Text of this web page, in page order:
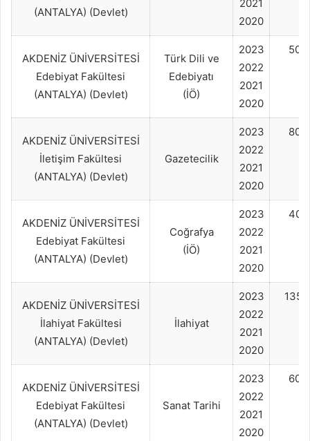
(ANTALYA) (Devlet)
2021
2020
AKDENİZ ÜNİVERSİTESİ
Edebiyat Fakültesi
(ANTALYA) (Devlet)
Türk Dili ve
Edebiyatı
(İÖ)
2023
2022
2021
2020
AKDENİZ ÜNİVERSİTESİ
İletişim Fakültesi
(ANTALYA) (Devlet)
Gazetecilik
2023
2022
2021
2020
AKDENİZ ÜNİVERSİTESİ
Edebiyat Fakültesi
(ANTALYA) (Devlet)
Coğrafya
(İÖ)
2023
2022
2021
2020
AKDENİZ ÜNİVERSİTESİ
İlahiyat Fakültesi
(ANTALYA) (Devlet)
İlahiyat
2023
2022
2021
2020
AKDENİZ ÜNİVERSİTESİ
Edebiyat Fakültesi
(ANTALYA) (Devlet)
Sanat Tarihi
2023
2022
2021
2020